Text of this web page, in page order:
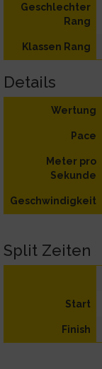
Geschlechter
Rang
Klassen Rang
Details
Wertung
Pace
Meter pro
Sekunde
Geschwindigkeit
Split Zeiten
Start
Finish